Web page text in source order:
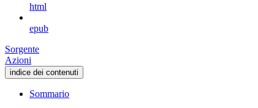
html
epub
Sorgente
Azioni
indice dei contenuti
Sommario